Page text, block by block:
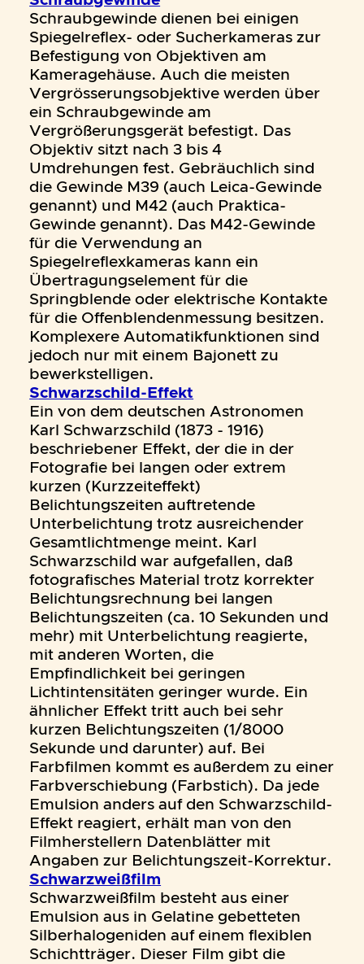
Schraubgewinde dienen bei einigen
Spiegelreflex- oder Sucherkameras zur
Befestigung von Objektiven am
Kameragehäuse. Auch die meisten
Vergrösserungsobjektive werden über
ein Schraubgewinde am
Vergrößerungsgerät befestigt. Das
Objektiv sitzt nach 3 bis 4
Umdrehungen fest. Gebräuchlich sind
die Gewinde M39 (auch Leica-Gewinde
genannt) und M42 (auch Praktica-
Gewinde genannt). Das M42-Gewinde
für die Verwendung an
Spiegelreflexkameras kann ein
Übertragungselement für die
Springblende oder elektrische Kontakte
für die Offenblendenmessung besitzen.
Komplexere Automatikfunktionen sind
jedoch nur mit einem Bajonett zu
bewerkstelligen.
Schwarzschild-Effekt
Ein von dem deutschen Astronomen
Karl Schwarzschild (1873 - 1916)
beschriebener Effekt, der die in der
Fotografie bei langen oder extrem
kurzen (Kurzzeiteffekt)
Belichtungszeiten auftretende
Unterbelichtung trotz ausreichender
Gesamtlichtmenge meint. Karl
Schwarzschild war aufgefallen, daß
fotografisches Material trotz korrekter
Belichtungsrechnung bei langen
Belichtungszeiten (ca. 10 Sekunden und
mehr) mit Unterbelichtung reagierte,
mit anderen Worten, die
Empfindlichkeit bei geringen
Lichtintensitäten geringer wurde. Ein
ähnlicher Effekt tritt auch bei sehr
kurzen Belichtungszeiten (1/8000
Sekunde und darunter) auf. Bei
Farbfilmen kommt es außerdem zu einer
Farbverschiebung (Farbstich). Da jede
Emulsion anders auf den Schwarzschild-
Effekt reagiert, erhält man von den
Filmherstellern Datenblätter mit
Angaben zur Belichtungszeit-Korrektur.
Schwarzweißfilm
Schwarzweißfilm besteht aus einer
Emulsion aus in Gelatine gebetteten
Silberhalogeniden auf einem flexiblen
Schichtträger. Dieser Film gibt die